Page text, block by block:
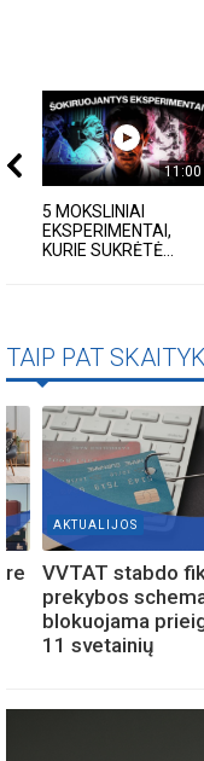
11:00
5 MOKSLINIAI
EKSPERIMENTAI,
KURIE SUKRĖTĖ...
TAIP PAT
AKTUALIJOS
VVTAT stabdo
prekybos
blokuojama
11 svetainių